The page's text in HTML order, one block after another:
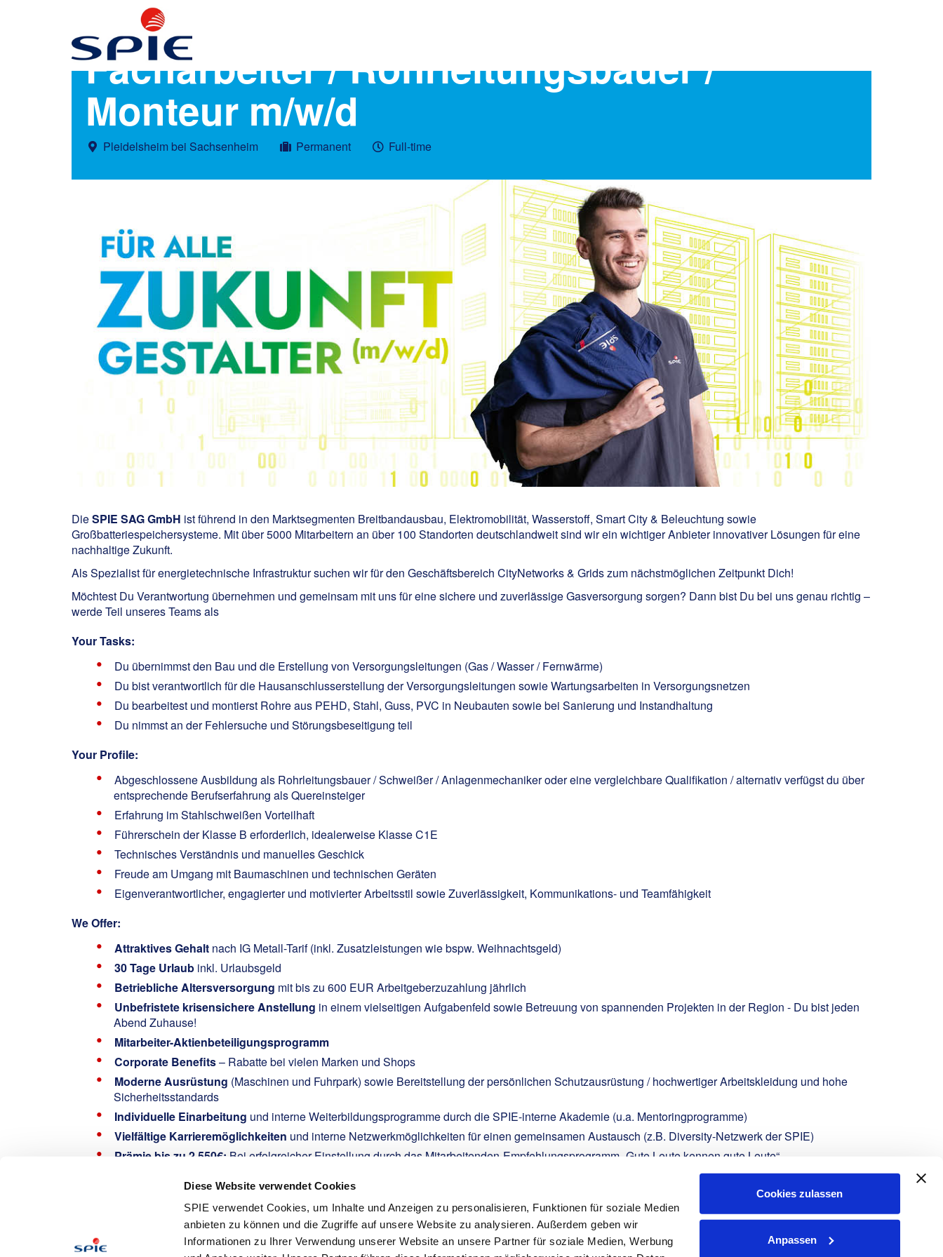
Diese Website verwendet Cookies
SPIE verwendet Cookies, um Inhalte und Anzeigen zu personalisieren, Funktionen für soziale Medien
anbieten zu können und die Zugriffe auf unsere Website zu analysieren. Außerdem geben wir
Informationen zu Ihrer Verwendung unserer Website an unsere Partner für soziale Medien, Werbung
Cookies zulassen
Anpassen
Facharbeiter / Rohrleitungsbauer /
Monteur m/w/d
Pleidelsheim bei Sachsenheim Permanent Full-time
DieSPIE SAG GmbH ist führend in den Marktsegmenten Breitbandausbau, Elektromobilität, Wasserstoff, Smart City & Beleuchtung sowie
Großbatteriespeichersysteme. Mit über 5000 Mitarbeitern an über 100 Standorten deutschlandweit sind wir ein wichtiger Anbieter innovativer Lösungen für eine
nachhaltige Zukunft.
Als Spezialist für energietechnische Infrastruktur suchen wir für den Geschäftsbereich CityNetworks & Grids zum nächstmöglichen Zeitpunkt Dich!
Möchtest Du Verantwortung übernehmen und gemeinsam mit uns für eine sichere und zuverlässige Gasversorgung sorgen? Dann bist Du bei uns genau richtig –
werde Teil unseres Teams als
Your Tasks:
Du übernimmst den Bau und die Erstellung von Versorgungsleitungen (Gas / Wasser / Fernwärme)
Du bist verantwortlich für die Hausanschlusserstellung der Versorgungsleitungen sowie Wartungsarbeiten in Versorgungsnetzen
Du bearbeitest und montierst Rohre aus PEHD, Stahl, Guss, PVC in Neubauten sowie bei Sanierung und Instandhaltung
Du nimmst an der Fehlersuche und Störungsbeseitigung teil
Your Profile:
Abgeschlossene Ausbildung als Rohrleitungsbauer / Schweißer / Anlagenmechaniker oder eine vergleichbare Qualifikation / alternativ verfügst du über
entsprechende Berufserfahrung als Quereinsteiger
Erfahrung im Stahlschweißen Vorteilhaft
Führerschein der Klasse B erforderlich, idealerweise Klasse C1E
Technisches Verständnis und manuelles Geschick
Freude am Umgang mit Baumaschinen und technischen Geräten
Eigenverantwortlicher, engagierter und motivierter Arbeitsstil sowie Zuverlässigkeit, Kommunikations- und Teamfähigkeit
We Offer:
Attraktives Gehalt nach IG Metall-Tarif (inkl. Zusatzleistungen wie bspw. Weihnachtsgeld)
30 Tage Urlaub inkl. Urlaubsgeld
Betriebliche Altersversorgung mit bis zu 600 EUR Arbeitgeberzuzahlung jährlich
Unbefristete krisensichere Anstellung in einem vielseitigen Aufgabenfeld sowie Betreuung von spannenden Projekten in der Region - Du bist jeden
Abend Zuhause!
Mitarbeiter-Aktienbeteiligungsprogramm
Corporate Benefits– Rabatte bei vielen Marken und Shops
Moderne Ausrüstung (Maschinen und Fuhrpark) sowie Bereitstellung der persönlichen Schutzausrüstung / hochwertiger Arbeitskleidung und hohe
Sicherheitsstandards
Individuelle Einarbeitung und interne Weiterbildungsprogramme durch die SPIE-interne Akademie (u.a. Mentoringprogramme)
Vielfältige Karrieremöglichkeiten und interne Netzwerkmöglichkeiten für einen gemeinsamen Austausch (z.B. Diversity-Netzwerk der SPIE)
Prämie bis zu 2.550€: Bei erfolgreicher Einstellung durch das Mitarbeitenden-Empfehlungsprogramm „Gute Leute kennen gute Leute“
Spende den Rest-Cent deiner Nettovergütung und erhalte bei Bedarf selbst finanzielle Hilfe aus dem Unterstützungsfond
Email: oemer-uemit.incili@spie.de